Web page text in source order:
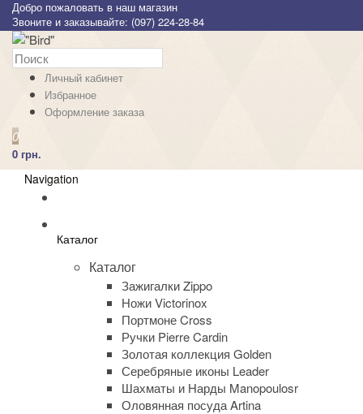
Добро пожаловать в наш магазин
Звоните и заказывайте: (097) 224-28-84
Личный кабинет
Избранное
Оформление заказа
0
0 грн.
Navigation
Каталог
Каталог
Зажигалки Zippo
Ножи Victorinox
Портмоне Cross
Ручки Pierre Cardin
Золотая коллекция Golden
Серебряные иконы Leader
Шахматы и Нарды Manopoulosr
Оловянная посуда Artina